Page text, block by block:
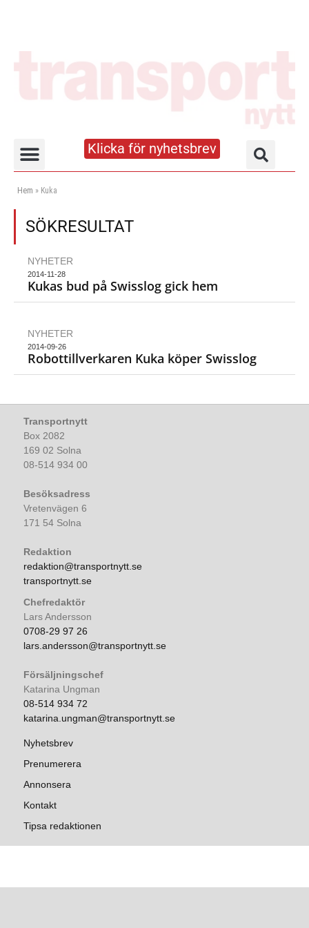
Klicka för nyhetsbrev
Hem » Kuka
SÖKRESULTAT
NYHETER
2014-11-28
Kukas bud på Swisslog gick hem
NYHETER
2014-09-26
Robottillverkaren Kuka köper Swisslog
Transportnytt
Box 2082
169 02 Solna
08-514 934 00
Besöksadress
Vretenvägen 6
171 54 Solna
Redaktion
redaktion@transportnytt.se
transportnytt.se
Chefredaktör
Lars Andersson
0708-29 97 26
lars.andersson@transportnytt.se
Försäljningschef
Katarina Ungman
08-514 934 72
katarina.ungman@transportnytt.se
Nyhetsbrev
Prenumerera
Annonsera
Kontakt
Tipsa redaktionen